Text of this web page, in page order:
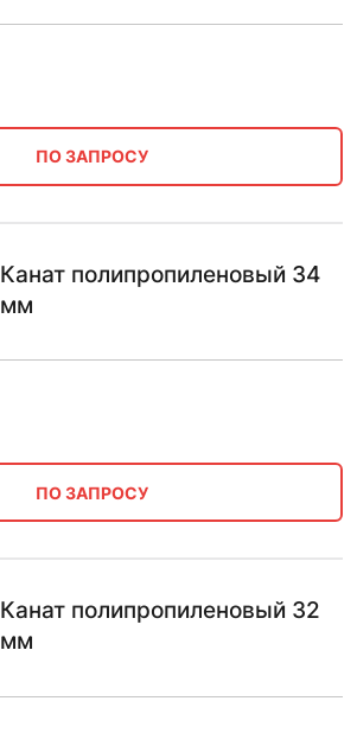
ПО ЗАПРОСУ
Канат полипропиленовый 34
мм
ПО ЗАПРОСУ
Канат полипропиленовый 32
мм